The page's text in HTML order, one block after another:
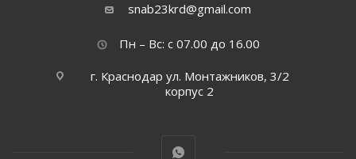
snab23krd@gmail.com
Пн – Вс: с 07.00 до 16.00
г. Краснодар ул. Монтажников, 3/2
корпус 2